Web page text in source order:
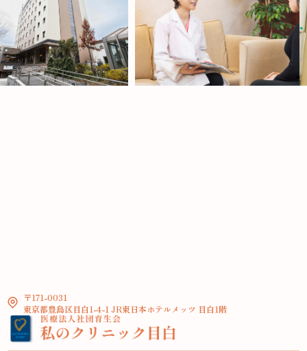
〒171-0031
東京都豊島区目白1-4-1 JR東日本ホテルメッツ 目白1階